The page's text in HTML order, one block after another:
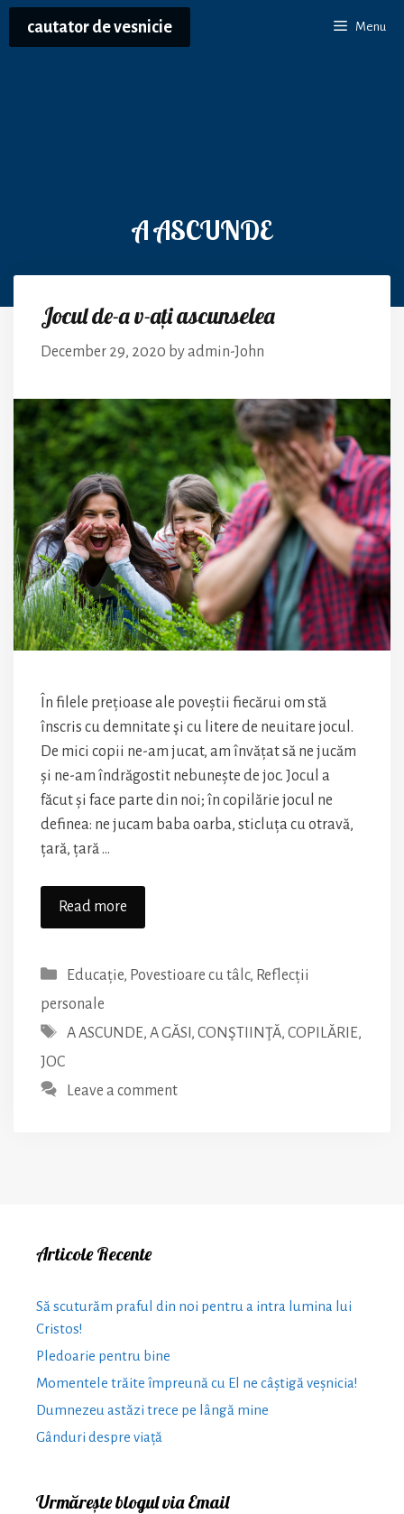
Skip
cautator de vesnicie Menu
A ASCUNDE
Jocul de-a v-ați ascunselea
December 29, 2020 byadmin-John
În filele prețioase ale poveștii fiecărui om stă
înscris cu demnitate şi cu litere de neuitare jocul.
De mici copii ne-am jucat, am învățat să ne jucăm
și ne-am îndrăgostit nebunește de joc. Jocul a
făcut și face parte din noi; în copilărie jocul ne
definea: ne jucam baba oarba, sticluța cu otravă,
țară, țară …
Read more
de-
v-
ascunselea
Categories
Educație, Povestioare cu tâlc, Reflecții
personale
Tags
A ASCUNDE, A GĂSI , CONŞTIINŢĂ, COPILĂRIE,
JOC
Leave a comment
Articole Recente
Să scuturăm praful din noi pentru a intra lumina lui
Cristos!
Pledoarie pentru bine
Momentele trăite împreună cu El ne câștigă veșnicia!
Dumnezeu astăzi trece pe lângă mine
Gânduri despre viață
Urmărește blogul via Email